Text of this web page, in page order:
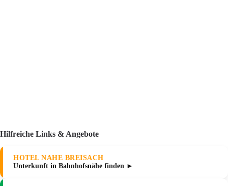
Hilfreiche Links & Angebote
HOTEL NAHE BREISACH
Unterkunft in Bahnhofsnähe finden ►